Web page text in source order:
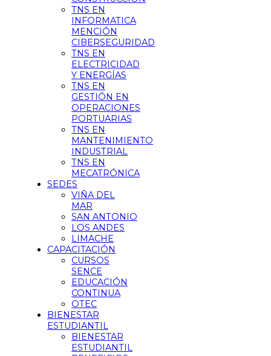
TNS EN
INFORMATICA
MENCIÓN
CIBERSEGURIDAD
TNS EN
ELECTRICIDAD
Y ENERGÍAS
TNS EN
GESTIÓN EN
OPERACIONES
PORTUARIAS
TNS EN
MANTENIMIENTO
INDUSTRIAL
TNS EN
MECATRÓNICA
SEDES
VIÑA DEL
MAR
SAN ANTONIO
LOS ANDES
LIMACHE
CAPACITACIÓN
CURSOS
SENCE
EDUCACIÓN
CONTINUA
OTEC
BIENESTAR
ESTUDIANTIL
BIENESTAR
ESTUDIANTIL